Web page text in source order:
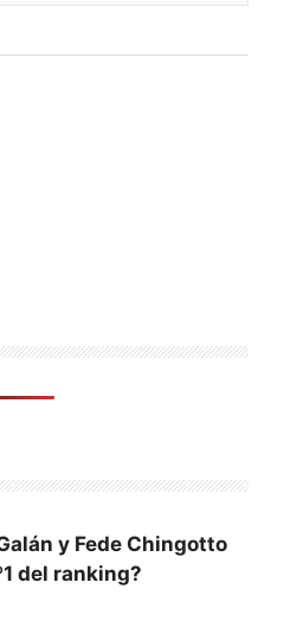
y Fede Chingotto
del ranking?